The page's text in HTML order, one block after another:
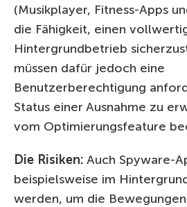
(Musikplayer, Fitness-Apps
die Fähigkeit, einen
Hintergrundbetrieb
müssen dafür jedoch eine
Benutzerberechtigung
Status einer Ausnahme zu
vom Optimierungsfeature
Die Risiken: Auch Spyware-
beispielsweise im
werden, um die